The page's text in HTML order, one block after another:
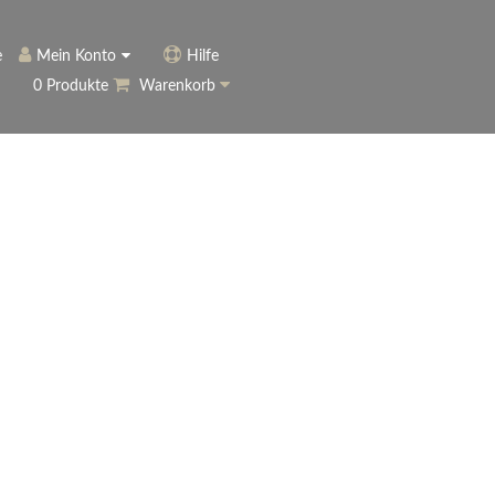
Mein Konto
Anmelden
Hilfe
0 Produkte
Warenkorb